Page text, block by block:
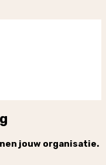
jouw organisatie.